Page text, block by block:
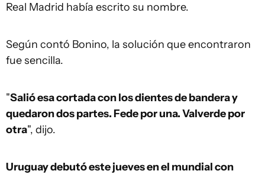
Real Madrid había escrito su nombre.
Según contó Bonino, la solución que encontraron
fue sencilla.
"Salió esa cortada con los dientes de bandera y
quedaron dos partes. Fede por una. Valverde por
otra", dijo.
Uruguay debutó este jueves en el mundial con